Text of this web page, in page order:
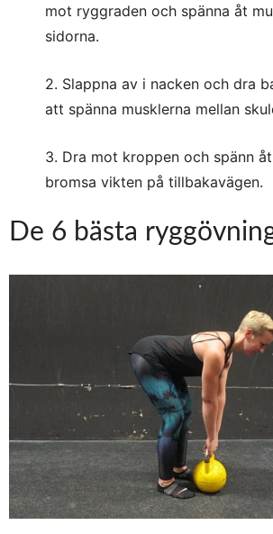
mot ryggraden och spänna åt
sidorna.
2. Slappna av i nacken och dra
att spänna musklerna mellan
3. Dra mot kroppen och spänn
bromsa vikten på tillbakavägen.
De 6 bästa